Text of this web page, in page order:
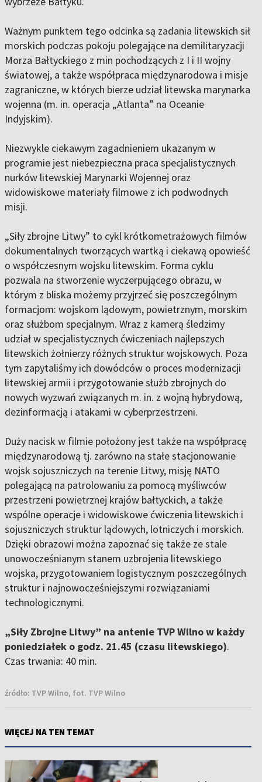
Ważnym punktem tego odcinka są zadania litewskich sił
morskich podczas pokoju polegające na demilitaryzacji
Morza Bałtyckiego z min pochodzących z I i II wojny
światowej, a także współpraca międzynarodowa i misje
zagraniczne, w których bierze udział litewska marynarka
wojenna (m. in. operacja „Atlanta” na Oceanie
Indyjskim).
Niezwykle ciekawym zagadnieniem ukazanym w
programie jest niebezpieczna praca specjalistycznych
nurków litewskiej Marynarki Wojennej oraz
widowiskowe materiały filmowe z ich podwodnych
misji.
„Siły zbrojne Litwy” to cykl krótkometrażowych filmów
dokumentalnych tworzących wartką i ciekawą opowieść
o współczesnym wojsku litewskim. Forma cyklu
pozwala na stworzenie wyczerpującego obrazu, w
którym z bliska możemy przyjrzeć się poszczególnym
formacjom: wojskom lądowym, powietrznym, morskim
oraz służbom specjalnym. Wraz z kamerą śledzimy
udział w specjalistycznych ćwiczeniach najlepszych
litewskich żołnierzy różnych struktur wojskowych. Poza
tym zapytaliśmy ich dowódców o proces modernizacji
litewskiej armii i przygotowanie służb zbrojnych do
nowych wyzwań związanych m. in. z wojną hybrydową,
dezinformacją i atakami w cyberprzestrzeni.
Duży nacisk w filmie położony jest także na współpracę
międzynarodową tj. zarówno na stałe stacjonowanie
wojsk sojuszniczych na terenie Litwy, misję NATO
polegającą na patrolowaniu za pomocą myśliwców
przestrzeni powietrznej krajów bałtyckich, a także
wspólne operacje i widowiskowe ćwiczenia litewskich i
sojuszniczych struktur lądowych, lotniczych i morskich.
Dzięki obrazowi można zapoznać się także ze stale
unowocześnianym stanem uzbrojenia litewskiego
wojska, przygotowaniem logistycznym poszczególnych
struktur i najnowocześniejszymi rozwiązaniami
technologicznymi.
„Siły Zbrojne Litwy” na antenie TVP Wilno w każdy
poniedziałek o godz. 21.45 (czasu litewskiego).
Czas trwania: 40 min.
źródło: TVP Wilno, fot. TVP Wilno
WIĘCEJ NA TEN TEMAT